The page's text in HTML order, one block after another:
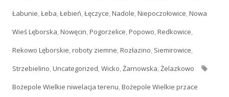
Łabunie,Łeba,Łebień,Łęczyce,Nadole,Niepoczołowice,Nowa
Wieś Lęborska,Nowęcin,Pogorzelice,Popowo,Redkowice,
Rekowo Lęborskie,roboty ziemne,Rozłazino, Siemirowice,
Strzebielino,Uncategorized,Wicko,Żarnowska,Żelazkowo
Bożepole Wielkie niwelacja terenu,Bożepole Wielkie przace